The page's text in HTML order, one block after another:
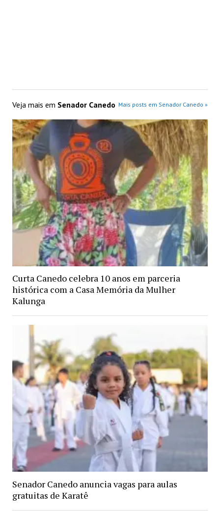
Veja mais em Senador Canedo Mais posts em Senador Canedo »
Curta Canedo celebra 10 anos em parceria
histórica com a Casa Memória da Mulher
Kalunga
Senador Canedo anuncia vagas para aulas
gratuitas de Karatê